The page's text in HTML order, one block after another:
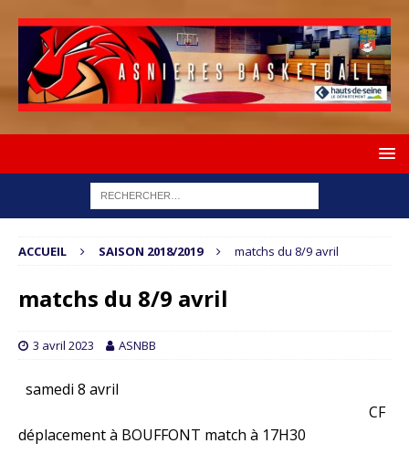
ACCUEIL SAISON 2018/2019 matchs du 8/9 avril
matchs du 8/9 avril
3 avril 2023 ASNBB
samedi 8 avril
CF
déplacement à BOUFFONT match à 17H30